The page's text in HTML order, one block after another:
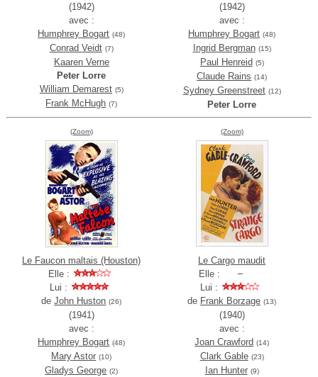
(1942)
avec :
Humphrey Bogart (48)
Conrad Veidt (7)
Kaaren Verne
Peter Lorre
William Demarest (5)
Frank McHugh (7)
(1942)
avec :
Humphrey Bogart (48)
Ingrid Bergman (15)
Paul Henreid (5)
Claude Rains (14)
Sydney Greenstreet (12)
Peter Lorre
(Zoom)
Le Faucon maltais (Houston)
Elle :
Lui :
deJohn Huston (26)
(1941)
avec :
Humphrey Bogart (48)
Mary Astor (10)
Gladys George (2)
(Zoom)
Le Cargo maudit
Elle :
Lui :
de Frank Borzage (13)
(1940)
avec :
Joan Crawford (14)
Clark Gable (23)
Ian Hunter (9)